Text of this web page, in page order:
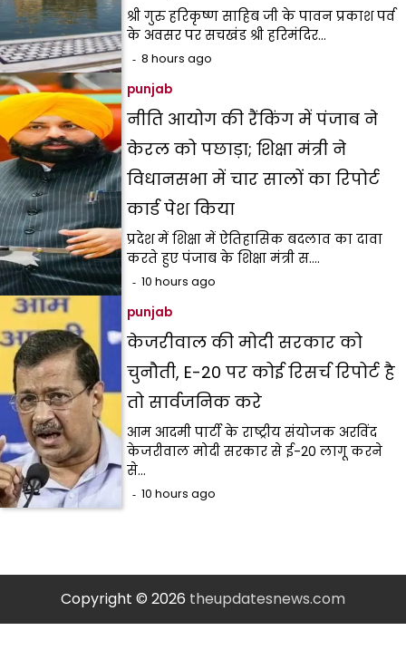
श्री गुरु हरिकृष्ण साहिब जी के पावन प्रकाश पर्व
के अवसर पर सचखंड श्री हरिमंदिर…
8 hours ago
punjab
नीति आयोग की रैंकिंग में पंजाब ने
केरल को पछाड़ा; शिक्षा मंत्री ने
विधानसभा में चार सालों का रिपोर्ट
कार्ड पेश किया
प्रदेश में शिक्षा में ऐतिहासिक बदलाव का दावा
करते हुए पंजाब के शिक्षा मंत्री स.…
10 hours ago
punjab
केजरीवाल की मोदी सरकार को
चुनौती, E-20 पर कोई रिसर्च रिपोर्ट है
तो सार्वजनिक करे
आम आदमी पार्टी के राष्ट्रीय संयोजक अरविंद
केजरीवाल मोदी सरकार से ई-20 लागू करने
से…
10 hours ago
Copyright © 2026 theupdatesnews.com